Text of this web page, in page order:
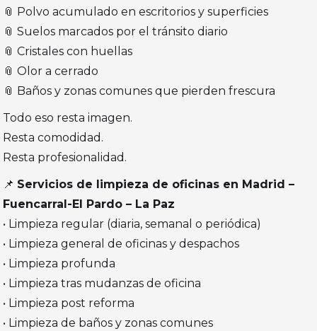
📎 Polvo acumulado en escritorios y superficies
📎 Suelos marcados por el tránsito diario
📎 Cristales con huellas
📎 Olor a cerrado
📎 Baños y zonas comunes que pierden frescura
Todo eso resta imagen.
Resta comodidad.
Resta profesionalidad.
📌 Servicios de limpieza de oficinas en Madrid –
Fuencarral-El Pardo – La Paz
• Limpieza regular (diaria, semanal o periódica)
• Limpieza general de oficinas y despachos
• Limpieza profunda
• Limpieza tras mudanzas de oficina
• Limpieza post reforma
• Limpieza de baños y zonas comunes